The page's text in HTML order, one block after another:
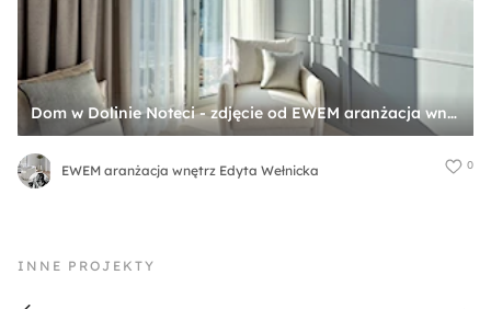
Dom w Dolinie Noteci - zdjęcie od EWEM aranżacja wnętrz Edyta Wełnicka
EWEM aranżacja wnętrz Edyta Wełnicka 0
INNE PROJEKTY